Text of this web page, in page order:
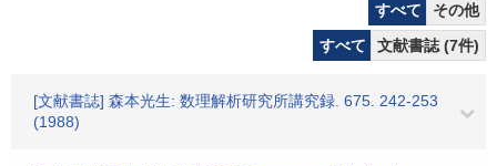
すべて
その他
すべて
文献書誌 (7件)
[文献書誌] 森本光生: 数理解析研究所講究録. 675. 242-253
(1988)